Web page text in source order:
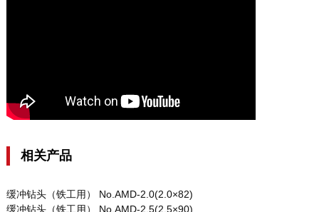
相关产品
缓冲钻头（铁工用） No.AMD-2.0(2.0×82)
缓冲钻头（铁工用） No.AMD-2.5(2.5×90)